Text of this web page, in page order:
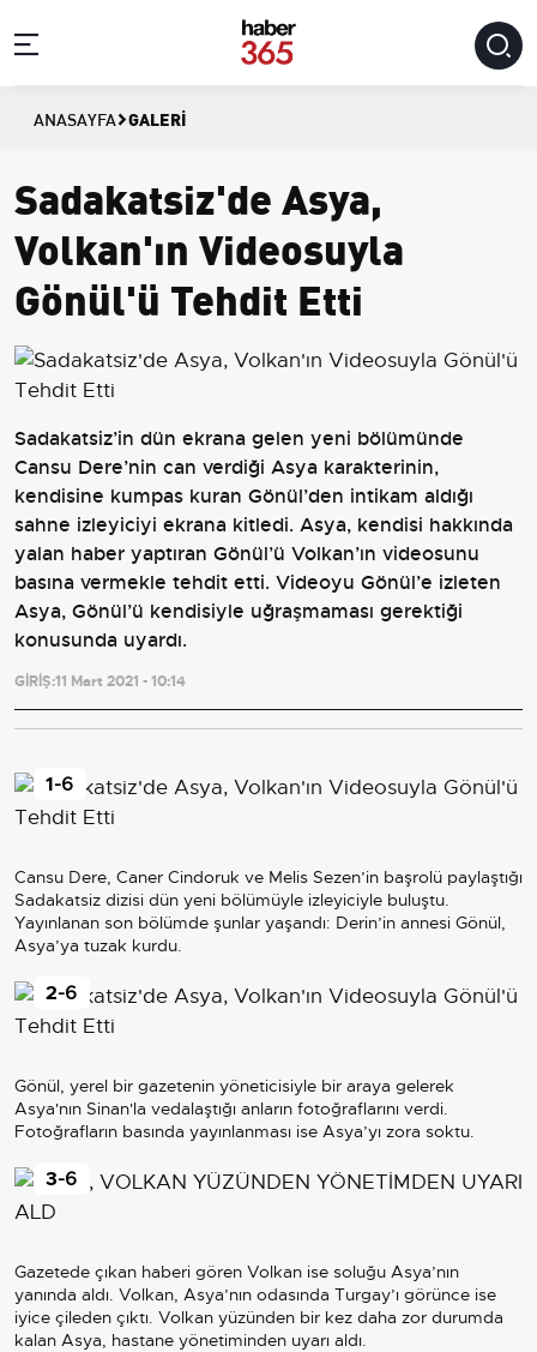
ANASAYFA GALERI
Sadakatsiz'de Asya,
Volkan'ın Videosuyla
Gönül'ü Tehdit Etti
Sadakatsiz’in dün ekrana gelen yeni bölümünde
Cansu Dere’nin can verdiği Asya karakterinin,
kendisine kumpas kuran Gönül’den intikam aldığı
sahne izleyiciyi ekrana kitledi. Asya, kendisi hakkında
yalan haber yaptıran Gönül’ü Volkan’ın videosunu
basına vermekle tehdit etti. Videoyu Gönül’e izleten
Asya, Gönül’ü kendisiyle uğraşmaması gerektiği
konusunda uyardı.
GİRİŞ:11 Mart 2021 - 10:14
Cansu Dere, Caner Cindoruk ve Melis Sezen’in başrolü paylaştığı
Sadakatsiz dizisi dün yeni bölümüyle izleyiciyle buluştu.
Yayınlanan son bölümde şunlar yaşandı: Derin’in annesi Gönül,
Asya’ya tuzak kurdu.
1-6
Gönül, yerel bir gazetenin yöneticisiyle bir araya gelerek
Asya'nın Sinan'la vedalaştığı anların fotoğraflarını verdi.
Fotoğrafların basında yayınlanması ise Asya’yı zora soktu.
2-6
Gazetede çıkan haberi gören Volkan ise soluğu Asya’nın
yanında aldı. Volkan, Asya’nın odasında Turgay’ı görünce ise
iyice çileden çıktı. Volkan yüzünden bir kez daha zor durumda
kalan Asya, hastane yönetiminden uyarı aldı.
3-6